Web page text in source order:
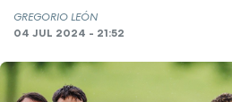
GREGORIO LEÓN
04 JUL 2024 - 21:52